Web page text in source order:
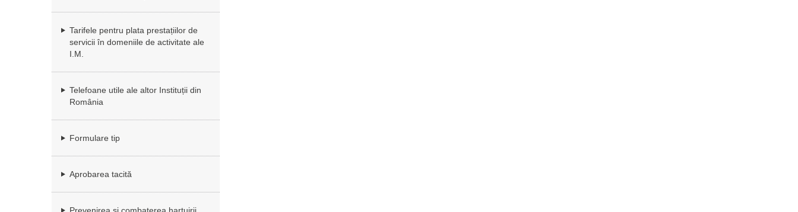
Tarifele pentru plata prestațiilor de
servicii în domeniile de activitate ale
I.M.
Telefoane utile ale altor Instituții din
România
Formulare tip
Aprobarea tacită